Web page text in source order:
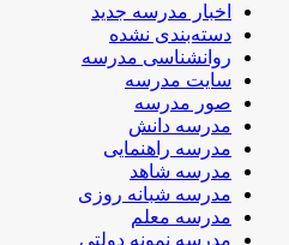
اخبار مدرسه جدید
دسته‌بندی نشده
روانشناسی مدرسه
سایت مدرسه
صور مدرسه
مدرسه دانش
مدرسه راهنمایی
مدرسه شاهد
مدرسه شبانه روزی
مدرسه معلم
مدرسه نمونه دولتی